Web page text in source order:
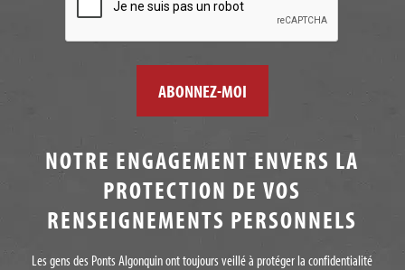
NOTRE ENGAGEMENT ENVERS LA
PROTECTION DE VOS
RENSEIGNEMENTS PERSONNELS
Les gens des Ponts Algonquin ont toujours veillé à protéger la confidentialité